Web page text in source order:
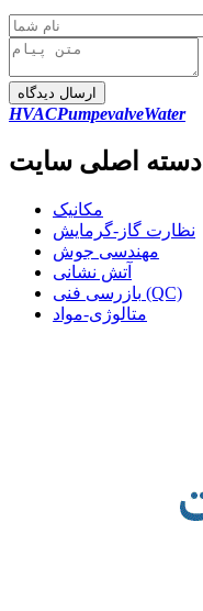
ارسال دیدگاه
HVACPumpevalveWater
دسته اصلی سایت
مکانیک
نظارت گاز-گرمایش
مهندسی جوش
آتش نشانی
بازرسی فنی (QC)
متالوژی-مواد